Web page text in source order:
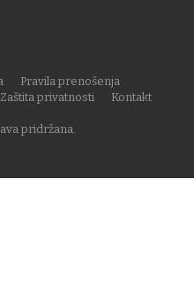
pridržana.
Pravila prenošenja
Zaštita privatnosti
Kontakt